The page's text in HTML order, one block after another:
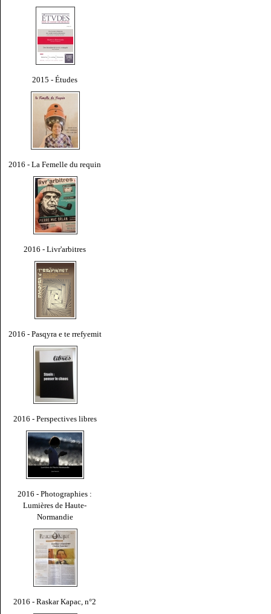
2015 - Études
2016 - La Femelle du requin
2016 - Livr'arbitres
2016 - Pasqyra e te rrefyemit
2016 - Perspectives libres
2016 - Photographies :
Lumières de Haute-
Normandie
2016 - Raskar Kapac, n°2